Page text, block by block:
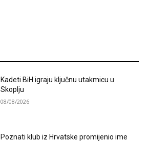
Kadeti BiH igraju ključnu utakmicu u
Skoplju
08/08/2026
Poznati klub iz Hrvatske promijenio ime